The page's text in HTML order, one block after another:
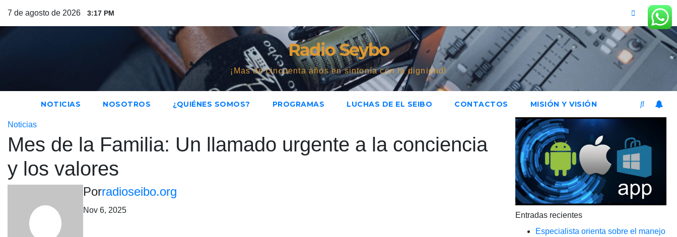
7 de agosto de 2026 3:17 PM
Radio Seybo
¡Mas de cincuenta años en sintonía con la dignidad!
NOTICIAS NOSOTROS ¿QUIÉNES SOMOS? PROGRAMAS LUCHAS DE EL SEIBO CONTACTOS MISIÓN Y VISIÓN
Noticias
Mes de la Familia: Un llamado urgente a la conciencia
y los valores
Porradioseibo.org
Nov 6, 2025
Entradas recientes
Especialista orienta sobre el manejo